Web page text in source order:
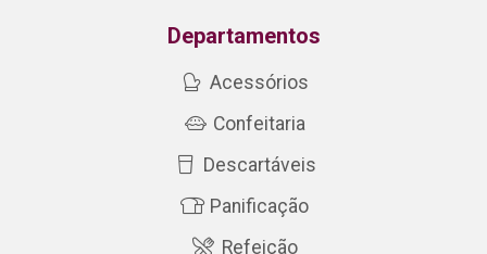
Departamentos
Acessórios
Confeitaria
Descartáveis
Panificação
Refeição